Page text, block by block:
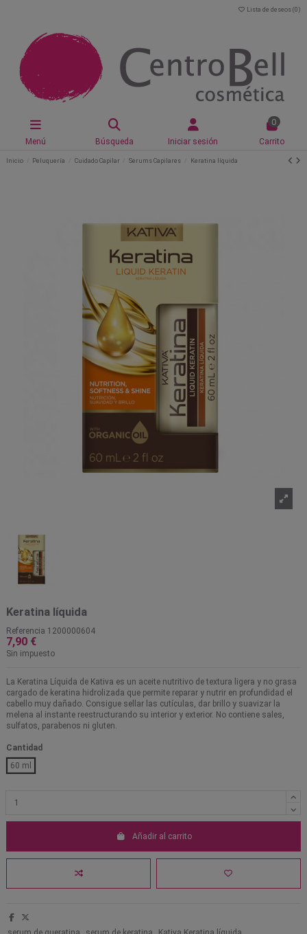
Lista de deseos (0 )
Menú Búsqueda Iniciar sesión
0
Carrito
Inicio Peluquería Cuidado Capilar Serums Capilares Keratina líquida
Keratina líquida
Referencia 1200000604
7,90 €
Sin impuesto
La Keratina Líquida de Kativa es un aceite nutritivo de textura ligera y no grasa
cargado de keratina hidrolizada que permite reparar y nutrir en profundidad el
cabello muy dañado. Consigue sellar las cutículas, dar brillo y suavizar la
melena al instante reestructurando su interior y exterior. No contiene sales,
sulfatos, parabenos ni gluten.
Cantidad
60 ml
Añadir al carrito